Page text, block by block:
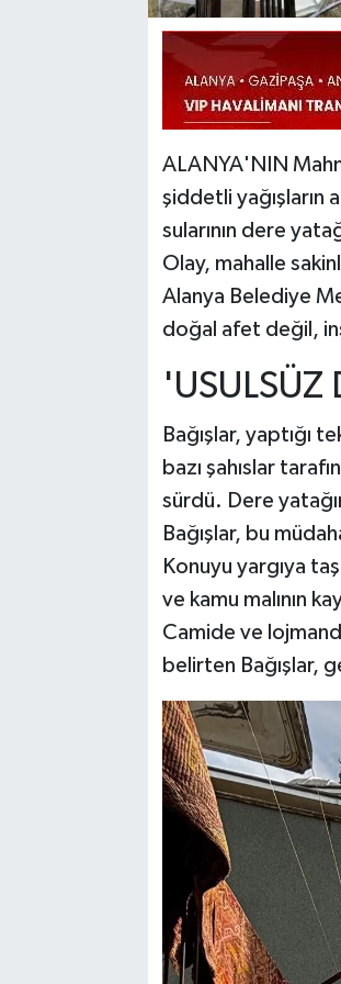
ALANYA'NIN
şiddetli yağışların
sularının dere
Olay, mahalle
Alanya Belediye
doğal afet değil,
'USULSÜZ
Bağışlar, yaptığı
bazı şahıslar
sürdü. Dere
Bağışlar, bu
Konuyu yargıya
ve kamu malının
Camide ve
belirten Bağışlar,